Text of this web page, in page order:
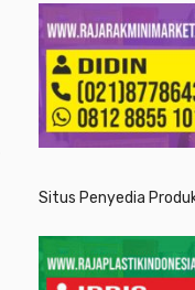
Situs Penyedia